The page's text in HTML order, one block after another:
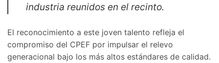
industria reunidos en el recinto.
​El reconocimiento a este joven talento refleja el
compromiso del CPEF por impulsar el relevo
generacional bajo los más altos estándares de calidad.